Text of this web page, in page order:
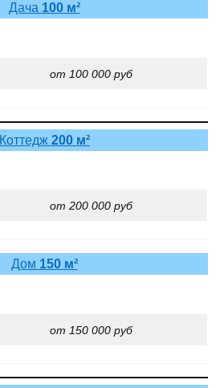
Дача 100 м²
от 100 000 руб
Коттедж 200 м²
от 200 000 руб
Дом 150 м²
от 150 000 руб